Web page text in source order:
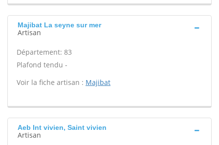
Majibat La seyne sur mer
Artisan
Département: 83
Plafond tendu -
Voir la fiche artisan : Majibat
Aeb Int vivien, Saint vivien
Artisan